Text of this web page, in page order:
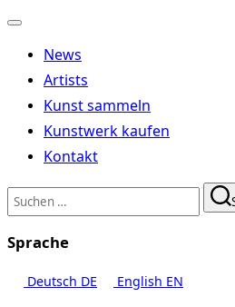
Navigation
umschalten
News
Artists
Kunst sammeln
Kunstwerk kaufen
Kontakt
Suchen
nach:
Sprache
Deutsch DE English EN